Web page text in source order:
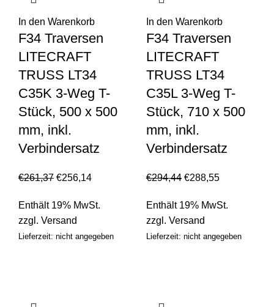
In den Warenkorb
F34 Traversen
LITECRAFT
TRUSS LT34
C35K 3-Weg T-
Stück, 500 x 500
mm, inkl.
Verbindersatz
€261,37 €256,14
Enthält 19% MwSt.
zzgl. Versand
Lieferzeit: nicht angegeben
In den Warenkorb
F34 Traversen
LITECRAFT
TRUSS LT34
C35L 3-Weg T-
Stück, 710 x 500
mm, inkl.
Verbindersatz
€294,44 €288,55
Enthält 19% MwSt.
zzgl. Versand
Lieferzeit: nicht angegeben